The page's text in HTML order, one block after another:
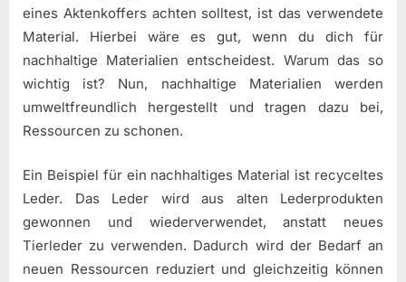
eines Aktenkoffers achten solltest, ist das verwendete
Material. Hierbei wäre es gut, wenn du dich für
nachhaltige Materialien entscheidest. Warum das so
wichtig ist? Nun, nachhaltige Materialien werden
umweltfreundlich hergestellt und tragen dazu bei,
Ressourcen zu schonen.
Ein Beispiel für ein nachhaltiges Material ist recyceltes
Leder. Das Leder wird aus alten Lederprodukten
gewonnen und wiederverwendet, anstatt neues
Tierleder zu verwenden. Dadurch wird der Bedarf an
neuen Ressourcen reduziert und gleichzeitig können